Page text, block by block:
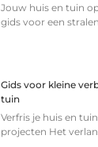
Jouw huis en tuin
gids voor een
Gids voor kleine
tuin
Verfris je huis en
projecten Het